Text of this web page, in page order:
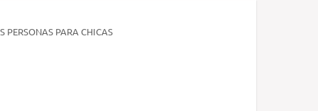
PERSONAS PARA CHICAS